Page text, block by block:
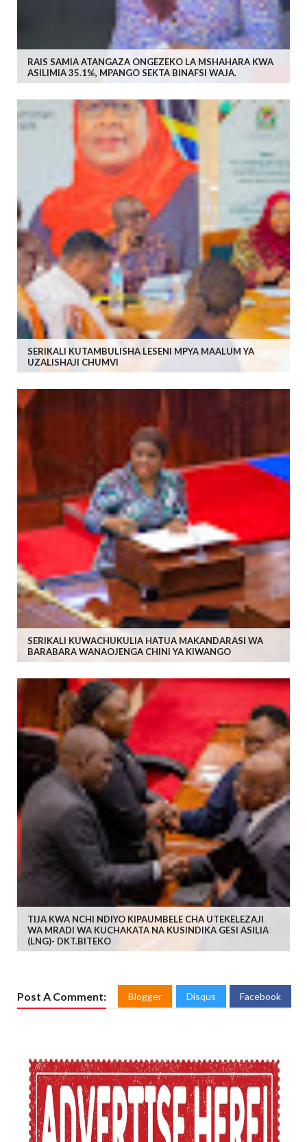
RAIS SAMIA ATANGAZA ONGEZEKO LA MSHAHARA KWA
ASILIMIA 35.1%, MPANGO SEKTA BINAFSI WAJA.
SERIKALI KUTAMBULISHA LESENI MPYA MAALUM YA
UZALISHAJI CHUMVI
SERIKALI KUWACHUKULIA HATUA MAKANDARASI WA
BARABARA WANAOJENGA CHINI YA KIWANGO
TIJA KWA NCHI NDIYO KIPAUMBELE CHA UTEKELEZAJI
WA MRADI WA KUCHAKATA NA KUSINDIKA GESI ASILIA
(LNG)- DKT.BITEKO
Post A Comment: Blogger Disqus Facebook